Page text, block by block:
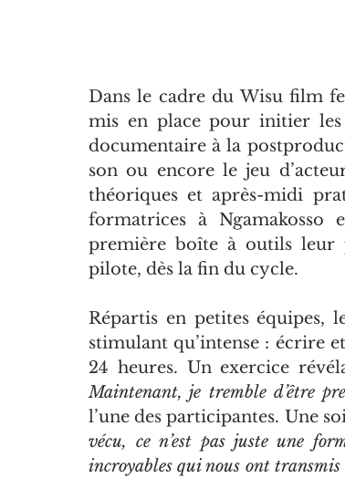
Dans le cadre du Wisu film
mis en place pour initier les
documentaire à la
son ou encore le jeu
théoriques et après-midi
formatrices à Ngamakosso
première boîte à outils leur
pilote, dès la fin du cycle.
Répartis en petites équipes,
stimulant qu’intense : écrire
24 heures. Un exercice
Maintenant, je tremble d’être
l’une des participantes. Une
vécu, ce n’est pas juste une
incroyables qui nous ont transmis